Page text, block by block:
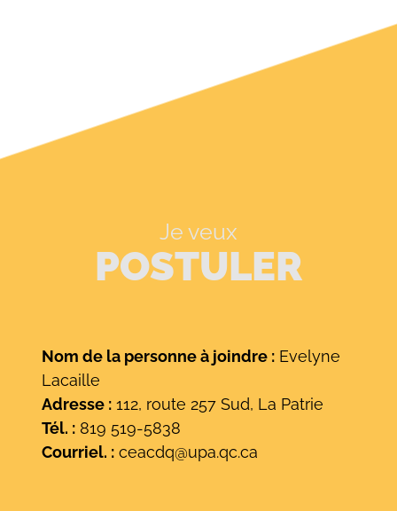
Je veux
POSTULER
Nom de la personne à joindre :Evelyne
Lacaille
Adresse :112, route 257 Sud, La Patrie
Tél. :819 519-5838
Courriel. : ceacdq@upa.qc.ca